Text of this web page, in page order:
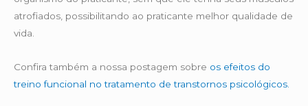
atrofiados, possibilitando ao praticante melhor qualidade de
vida.
Confira também a nossa postagem sobre os efeitos do
treino funcional no tratamento de transtornos psicológicos.